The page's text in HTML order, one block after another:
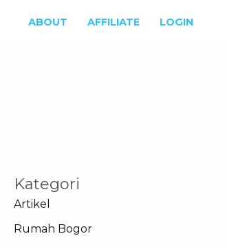
ABOUT AFFILIATE LOGIN
Kategori
Artikel
Rumah Bogor